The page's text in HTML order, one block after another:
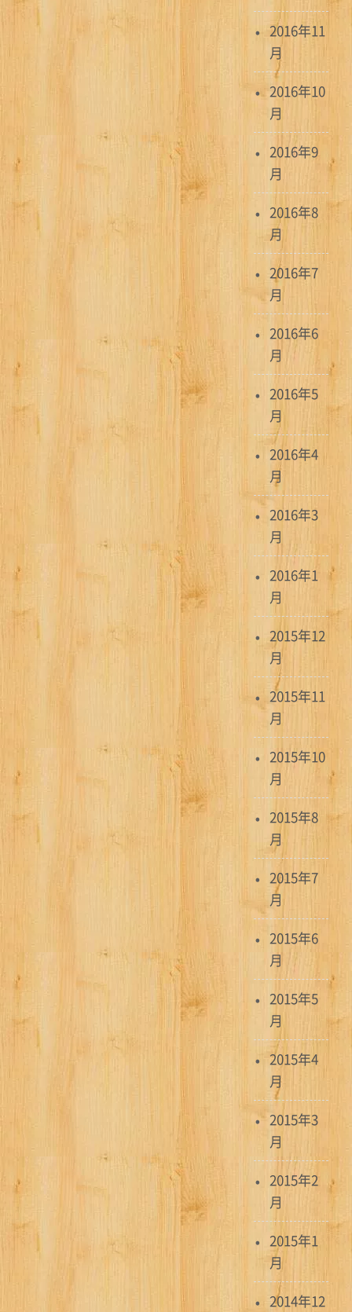
2016年11
月
2016年10
月
2016年9
月
2016年8
月
2016年7
月
2016年6
月
2016年5
月
2016年4
月
2016年3
月
2016年1
月
2015年12
月
2015年11
月
2015年10
月
2015年8
月
2015年7
月
2015年6
月
2015年5
月
2015年4
月
2015年3
月
2015年2
月
2015年1
月
2014年12